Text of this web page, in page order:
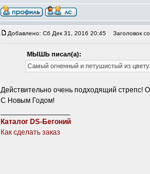
Добавлено: Сб Дек 31, 2016 20:45 Заголовок
МЫШЬ писал(а):
Самый огненный и петушистый из
Действительно очень подходящий стрепс!
С Новым Годом!
Каталог DS-Бегоний
Как сделать заказ